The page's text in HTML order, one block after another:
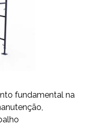
fundamental na